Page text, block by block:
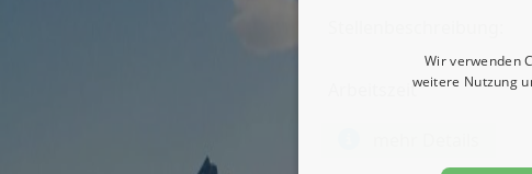
Arbeitszeit
Wir verwenden
weitere Nutzung